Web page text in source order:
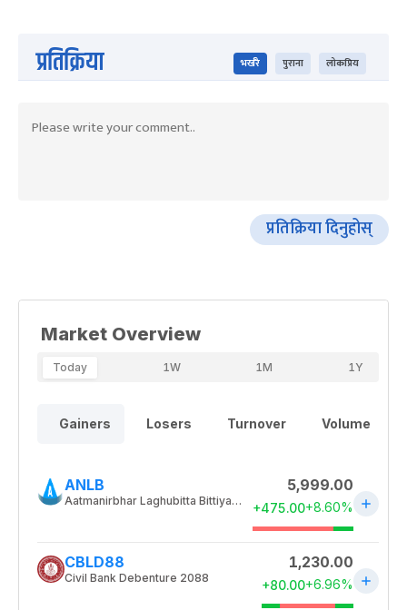
प्रतिक्रिया भर्खरै पुराना लोकप्रिय
प्रतिक्रिया दिनुहोस्